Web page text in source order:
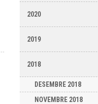
2020
2019
2018
DESEMBRE 2018
NOVEMBRE 2018